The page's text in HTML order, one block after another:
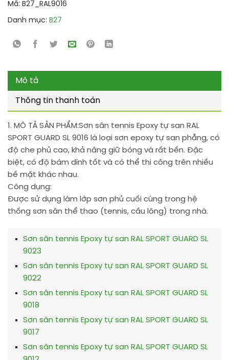
Mã: B27_RAL9016
Danh mục: B27
Mô tả
Thông tin thanh toán
1. MÔ TẢ SẢN PHẨM:Sơn sân tennis Epoxy tự san RAL
SPORT GUARD SL 9016 là loại sơn epoxy tự san phẳng, có
độ che phủ cao, khả năng giữ bóng và rất bền. Đặc
biệt, có độ bám dính tốt và có thể thi công trên nhiều
bề mặt khác nhau.
Công dụng:
Được sử dụng làm lớp sơn phủ cuối cùng trong hệ
thống sơn sân thể thao (tennis, cầu lông) trong nhà.
Sơn sân tennis Epoxy tự san RAL SPORT GUARD SL
9023
Sơn sân tennis Epoxy tự san RAL SPORT GUARD SL
9022
Sơn sân tennis Epoxy tự san RAL SPORT GUARD SL
9018
Sơn sân tennis Epoxy tự san RAL SPORT GUARD SL
9017
Sơn sân tennis Epoxy tự san RAL SPORT GUARD SL